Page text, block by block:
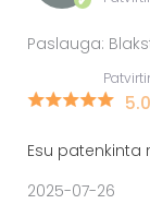
Paslauga:
5.0
Esu patenkinta
2025-07-26